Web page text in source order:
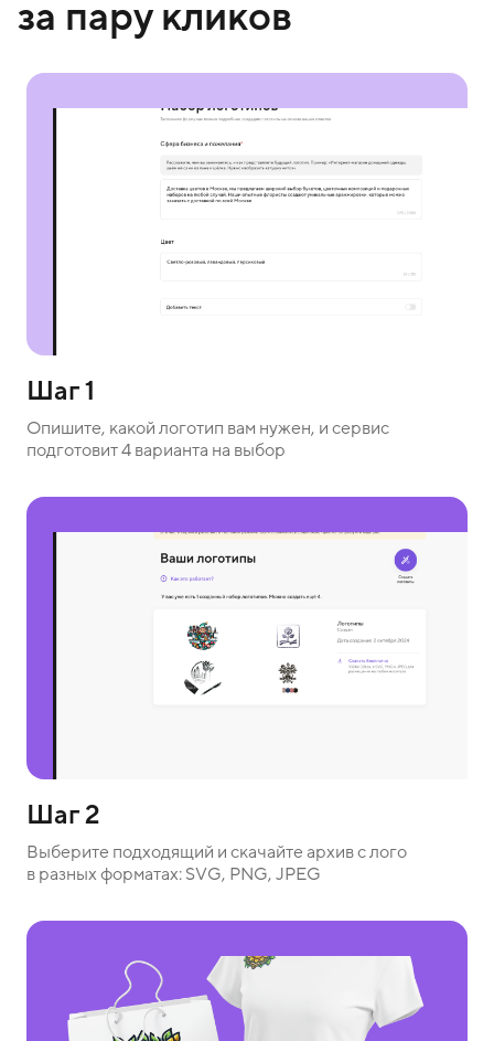
за пару кликов
Шаг 1
Опишите, какой логотип вам нужен, и сервис
подготовит 4 варианта на выбор
Шаг 2
Выберите подходящий и скачайте архив с лого
в разных форматах: SVG, PNG, JPEG